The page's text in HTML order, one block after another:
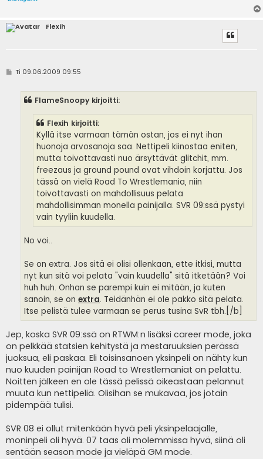
Flexih
VTi 09.06.2009 09:55
FlameSnoopy kirjoitti:
Flexih kirjoitti:
Kyllä itse varmaan tämän ostan, jos ei nyt ihan
huonoja arvosanoja saa. Nettipeli kiinostaa eniten,
mutta toivottavasti nuo ärsyttävät glitchit, mm.
freezaus ja ground pound ovat vihdoin korjattu. Jos
tässä on vielä Road To Wrestlemania, niin
toivottavasti on mahdollisuus pelata
mahdollisimman monella painijalla. SVR 09:ssä pystyi
vain tyyliin kuudella.
No voi..
Se on extra. Jos sitä ei olisi ollenkaan, ette itkisi, mutta
nyt kun sitä voi pelata "vain kuudella" sitä itketään? Voi
huh huh. Onhan se parempi kuin ei mitään, ja kuten
sanoin, se on extra. Teidänhän ei ole pakko sitä pelata.
Itse pelistä tulee varmaan se perus tusina SvR tbh.[/b]
Jep, koska SVR 09:ssä on RTWM:n lisäksi career mode, joka
on pelkkää statsien kehitystä ja mestaruuksien perässä
juoksua, eli paskaa. Eli toisinsanoen yksinpeli on nähty kun
nuo kuuden painijan Road to Wrestlemaniat on pelattu.
Noitten jälkeen en ole tässä pelissä oikeastaan pelannut
muuta kun nettipeliä. Olisihan se mukavaa, jos jotain
pidempää tulisi.
SVR 08 ei ollut mitenkään hyvä peli yksinpelaajalle,
moninpeli oli hyvä. 07 taas oli molemmissa hyvä, siinä oli
sentään season mode ja vieläpä GM mode.